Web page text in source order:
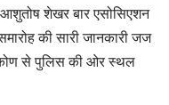
शेखर बार एसोसिएशन
की सारी जानकारी जज
से पुलिस की ओर स्थल